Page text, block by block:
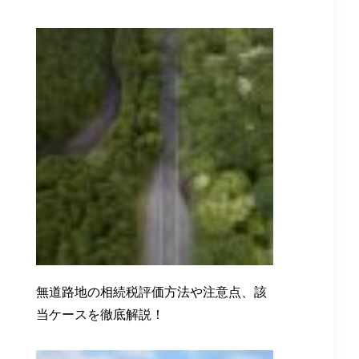
無道路地の相続税評価方法や注意点、該
当ケースを徹底解説！